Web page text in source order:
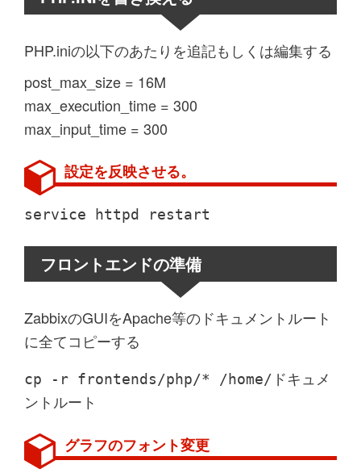
PHP.iniの以下のあたりを追記もしくは編集する
post_max_size = 16M
max_execution_time = 300
max_input_time = 300
設定を反映させる。
service httpd restart
フロントエンドの準備
ZabbixのGUIをApache等のドキュメントルート
に全てコピーする
cp -r frontends/php/* /home/ドキュメ
ントルート
グラフのフォント変更